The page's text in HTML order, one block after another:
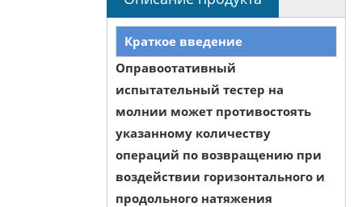
Краткое введение
Оправоотативный
испытательный тестер на
молнии может противостоять
указанному количеству
операций по возвращению при
воздействии горизонтального и
продольного натяжения